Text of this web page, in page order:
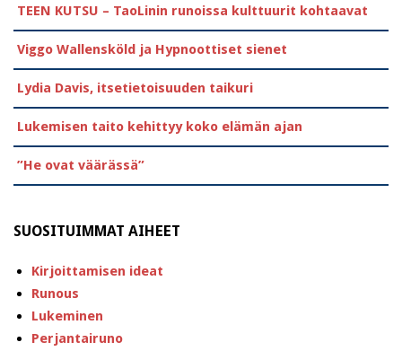
TEEN KUTSU – TaoLinin runoissa kulttuurit kohtaavat
Viggo Wallensköld ja Hypnoottiset sienet
Lydia Davis, itsetietoisuuden taikuri
Lukemisen taito kehittyy koko elämän ajan
”He ovat väärässä”
SUOSITUIMMAT AIHEET
Kirjoittamisen ideat
Runous
Lukeminen
Perjantairuno